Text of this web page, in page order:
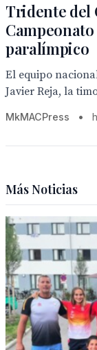
Tridente del
paralímpico
El equipo
Javier Reja, la
MkMACPress •
Más Noticias